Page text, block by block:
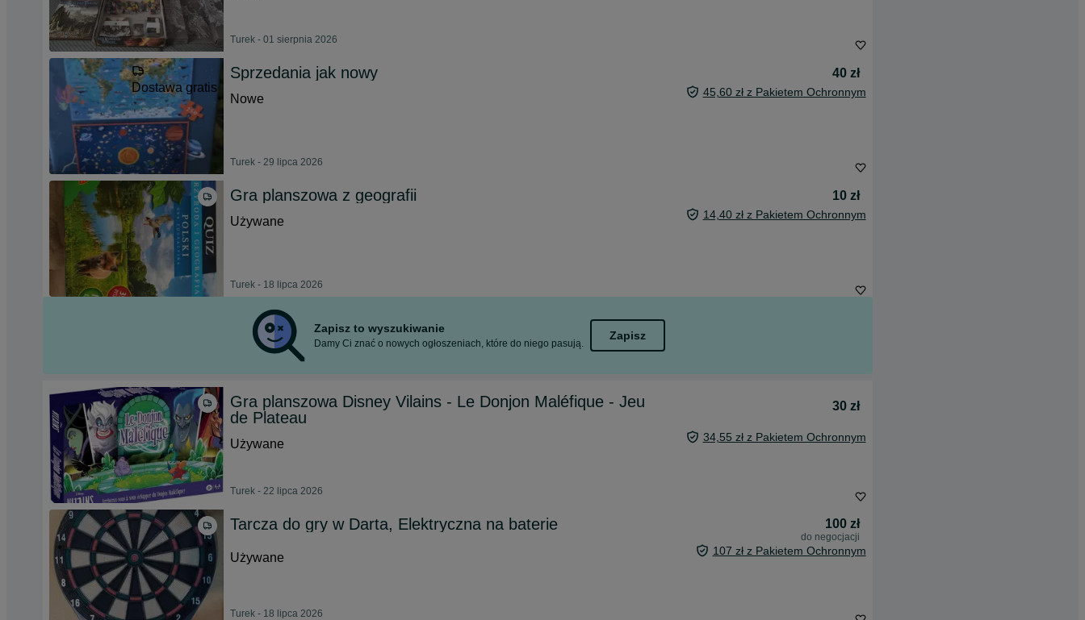
Turek - 01 sierpnia 2026
Dostawa gratis
Sprzedania jak nowy
40 zł
Nowe
45,60 zł z Pakietem Ochronnym
Turek - 29 lipca 2026
Gra planszowa z geografii
10 zł
Używane
14,40 zł z Pakietem Ochronnym
Turek - 18 lipca 2026
Zapisz to wyszukiwanie
Damy Ci znać o nowych ogłoszeniach, które do niego pasują.
Zapisz
Gra planszowa Disney Vilains - Le Donjon Maléfique - Jeu
de Plateau
30 zł
Używane 34,55 zł z Pakietem Ochronnym
Turek - 22 lipca 2026
Tarcza do gry w Darta, Elektryczna na baterie 100 zł
do negocjacji
Używane 107 zł z Pakietem Ochronnym
Turek - 18 lipca 2026